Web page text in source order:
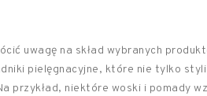
uwagę na skład wybranych
pielęgnacyjne, które nie tylko
przykład, niektóre woski i pomady